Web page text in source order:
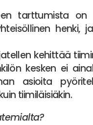
tarttumista on
henki,
kehittää
kesken ei
asioita
tiimiläisiäkin.